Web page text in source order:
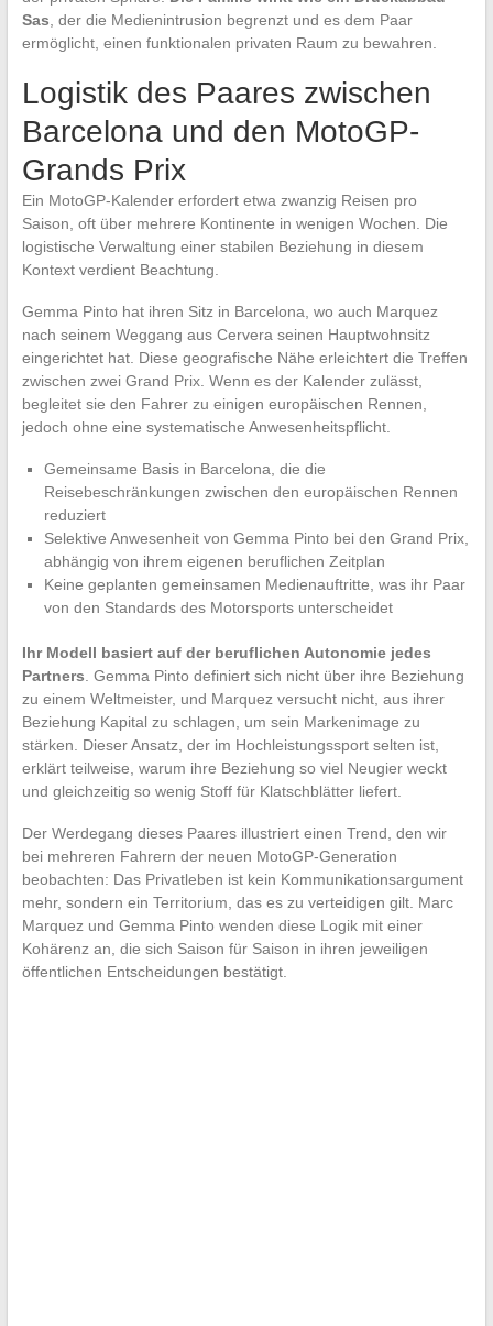
Sas, der die Medienintrusion begrenzt und es dem Paar
ermöglicht, einen funktionalen privaten Raum zu bewahren.
Logistik des Paares zwischen
Barcelona und den MotoGP-
Grands Prix
Ein MotoGP-Kalender erfordert etwa zwanzig Reisen pro
Saison, oft über mehrere Kontinente in wenigen Wochen. Die
logistische Verwaltung einer stabilen Beziehung in diesem
Kontext verdient Beachtung.
Gemma Pinto hat ihren Sitz in Barcelona, wo auch Marquez
nach seinem Weggang aus Cervera seinen Hauptwohnsitz
eingerichtet hat. Diese geografische Nähe erleichtert die Treffen
zwischen zwei Grand Prix. Wenn es der Kalender zulässt,
begleitet sie den Fahrer zu einigen europäischen Rennen,
jedoch ohne eine systematische Anwesenheitspflicht.
Gemeinsame Basis in Barcelona, die die
Reisebeschränkungen zwischen den europäischen Rennen
reduziert
Selektive Anwesenheit von Gemma Pinto bei den Grand Prix,
abhängig von ihrem eigenen beruflichen Zeitplan
Keine geplanten gemeinsamen Medienauftritte, was ihr Paar
von den Standards des Motorsports unterscheidet
Ihr Modell basiert auf der beruflichen Autonomie jedes
Partners. Gemma Pinto definiert sich nicht über ihre Beziehung
zu einem Weltmeister, und Marquez versucht nicht, aus ihrer
Beziehung Kapital zu schlagen, um sein Markenimage zu
stärken. Dieser Ansatz, der im Hochleistungssport selten ist,
erklärt teilweise, warum ihre Beziehung so viel Neugier weckt
und gleichzeitig so wenig Stoff für Klatschblätter liefert.
Der Werdegang dieses Paares illustriert einen Trend, den wir
bei mehreren Fahrern der neuen MotoGP-Generation
beobachten: Das Privatleben ist kein Kommunikationsargument
mehr, sondern ein Territorium, das es zu verteidigen gilt. Marc
Marquez und Gemma Pinto wenden diese Logik mit einer
Kohärenz an, die sich Saison für Saison in ihren jeweiligen
öffentlichen Entscheidungen bestätigt.